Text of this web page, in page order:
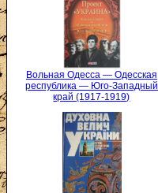
Вольная Одесса — Одесская
республика — Юго-Западный
край (1917-1919)